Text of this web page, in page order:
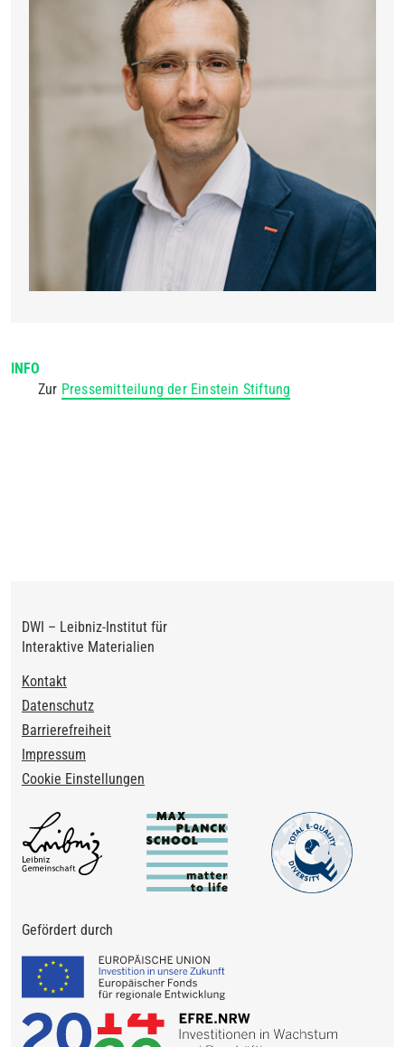
INFO
Zur Pressemitteilung der Einstein Stiftung
DWI – Leibniz-Institut für
Interaktive Materialien
Footer
Kontakt
Datenschutz
Barrierefreiheit
Impressum
Cookie Einstellungen
Gefördert durch